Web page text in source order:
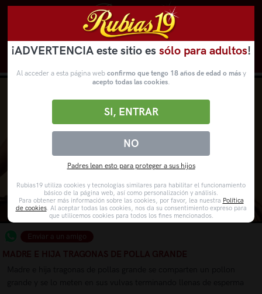
Enviar a un amigo
MADRE E HIJA TRAGONAS DE POLLA GRANDE
¡ADVERTENCIA este sitio es sólo para adultos!
Al acceder a esta página web confirmo que tengo 18 años de edad o másy
acepto todas las cookies.
NO
SI, ENTRAR
Padres lean esto para proteger a sus hijos
Rubias19 utiliza cookies y tecnologías similares para habilitar el funcionamiento
básico de la página web, así como personalización y análisis.
Para obtener más información sobre las cookies, por favor, lea nuestra Política
de cookies. Al aceptar todas las cookies, nos da su consentimiento expreso para
que utilicemos cookies para todos los fines mencionados.